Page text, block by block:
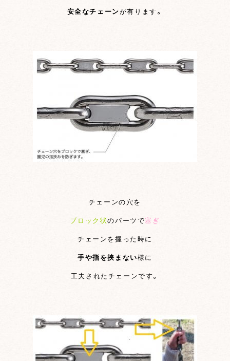
安全なチェーンが有ります。
チェーンの穴を
ブロック状のパーツで塞ぎ
チェーンを握った時に
手や指を挟まない様に
工夫されたチェーンです。